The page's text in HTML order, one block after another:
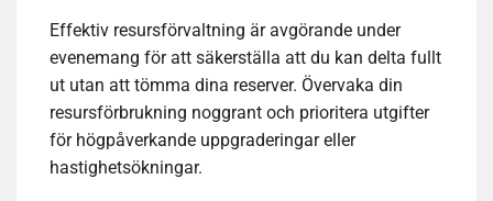
Effektiv resursförvaltning är avgörande under
evenemang för att säkerställa att du kan delta fullt
ut utan att tömma dina reserver. Övervaka din
resursförbrukning noggrant och prioritera utgifter
för högpåverkande uppgraderingar eller
hastighetsökningar.